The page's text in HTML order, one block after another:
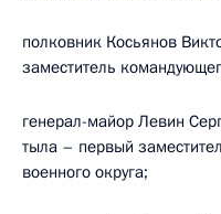
полковник Косьянов
заместитель
генерал-майор Левин
тыла – первый
военного округа;